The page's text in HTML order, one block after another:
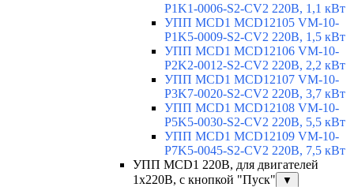
P1K1-0006-S2-CV2 220В, 1,1 кВт
УПП MCD1 MCD12105 VM-10-
P1K5-0009-S2-CV2 220В, 1,5 кВт
УПП MCD1 MCD12106 VM-10-
P2K2-0012-S2-CV2 220В, 2,2 кВт
УПП MCD1 MCD12107 VM-10-
P3K7-0020-S2-CV2 220В, 3,7 кВт
УПП MCD1 MCD12108 VM-10-
P5K5-0030-S2-CV2 220В, 5,5 кВт
УПП MCD1 MCD12109 VM-10-
P7K5-0045-S2-CV2 220В, 7,5 кВт
УПП MCD1 220В, для двигателей
1х220В, с кнопкой "Пуск"
▼